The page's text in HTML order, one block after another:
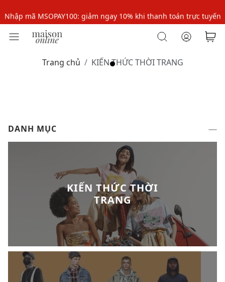
Nhập mã MSOPAY100: giảm ngay 10% khi thanh toán trực tuyến
Nhập mã: MSOXINCHAO - Giảm 10% đơn đầu cho thành viên mới!
Nhập mã: MSOXINCHAO - Giảm 10% đơn đầu cho thành viên mới!
Trang chủ KIẾN THỨC THỜI TRANG
DANH MỤC
KIẾN THỨC THỜI
TRANG